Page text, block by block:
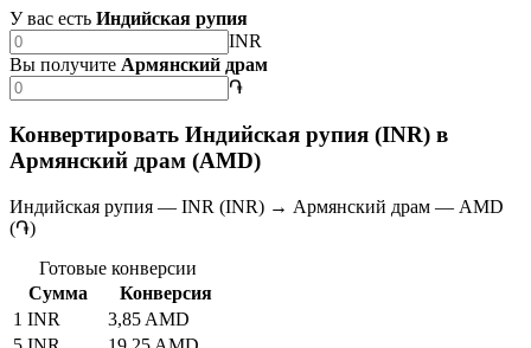
У вас есть Индийская рупия
INR
Вы получите Армянский драм
֏
Конвертировать Индийская рупия (INR) в
Армянский драм (AMD)
Индийская рупия — INR (INR) → Армянский драм — AMD
(֏)
Готовые конверсии
Сумма
Конверсия
1 INR
3,85 AMD